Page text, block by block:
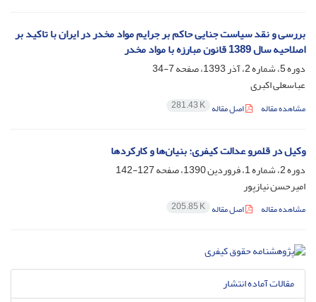
بررسی و نقد سیاست جنایی حاکم بر جرایم مواد مخدر در ایران با تاکید بر
اصلاحیه سال 1389 قانون مبارزه با مواد مخدر
دوره 5، شماره 2، آذر 1393، صفحه
7-34
عباسعلی اکبری
مشاهده مقاله اصل مقاله 281.43 K
وکیل در قلمرو عدالت کیفری: بنیان‌ها و کارکردها
دوره 2، شماره 1، فروردین 1390، صفحه
127-142
امیرحسن نیازپور
مشاهده مقاله اصل مقاله 205.85 K
مقالات آماده انتشار